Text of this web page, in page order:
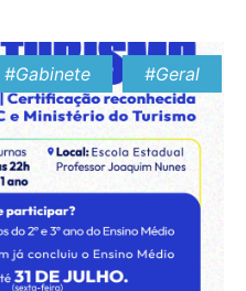
#Gabinete #Geral